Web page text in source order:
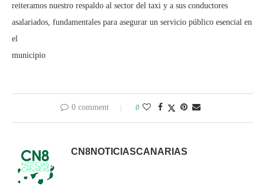
reiteramos nuestro respaldo al sector del taxi y a sus conductores
asalariados, fundamentales para asegurar un servicio público esencial en
el
municipio
0 comment 0
CN8NOTICIASCANARIAS